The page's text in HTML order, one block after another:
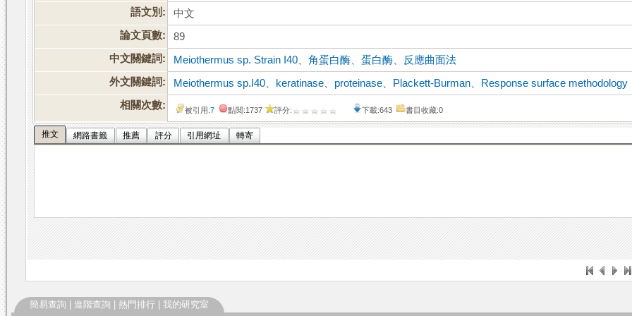
語文別:
中文
論文頁數:
89
中文關鍵詞:
Meiothermus sp. Strain I40 、角蛋白酶 、蛋白酶
反應曲面法
外文關鍵詞:
Meiothermus sp.I40 keratinase proteinase Plackett-Burman
Response surface methodology
相關次數:
被引用:7 點閱:1737 評分: 下載:643 書目收藏:0
推文 網路書籤 推薦 評分 引用網址 轉寄
簡易查詢 進階查詢 熱門排行 我的研究室